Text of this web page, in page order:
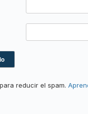
reducir el spam.